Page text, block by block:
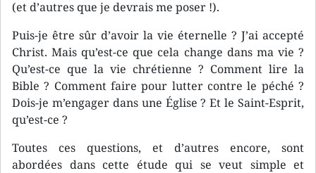
(et d’autres que je devrais me poser !).
Puis-je être sûr d’avoir la vie éternelle ? J’ai accepté
Christ. Mais qu’est-ce que cela change dans ma vie ?
Qu’est-ce que la vie chrétienne ? Comment lire la
Bible ? Comment faire pour lutter contre le péché ?
Dois-je m’engager dans une Église ? Et le Saint-Esprit,
qu’est-ce ?
Toutes ces questions, et d’autres encore, sont
abordées dans cette étude qui se veut simple et